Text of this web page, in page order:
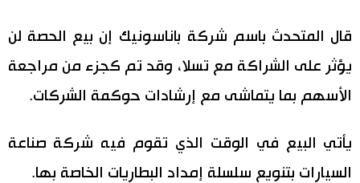
قال المتحدث باسم شركة باناسونيك إن بيع الحصة لن
يؤثر على الشراكة مع تسلا، وقد تم كجزء من مراجعة
الأسهم بما يتماشى مع إرشادات حوكمة الشركات.
يأتي البيع في الوقت الذي تقوم فيه شركة صناعة
السيارات بتنويع سلسلة إمداد البطاريات الخاصة بها.